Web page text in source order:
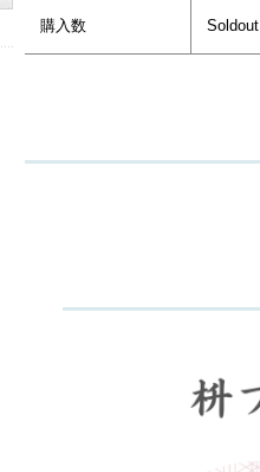
購入数 Soldout